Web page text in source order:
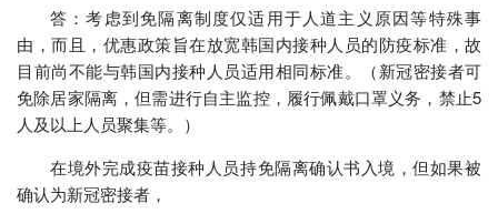
答：考虑到免隔离制度仅适用于人道主义原因等特殊事
由，而且，优惠政策旨在放宽韩国内接种人员的防疫标准，故
目前尚不能与韩国内接种人员适用相同标准。（新冠密接者可
免除居家隔离，但需进行自主监控，履行佩戴口罩义务，禁止5
人及以上人员聚集等。）
在境外完成疫苗接种人员持免隔离确认书入境，但如果被
确认为新冠密接者，